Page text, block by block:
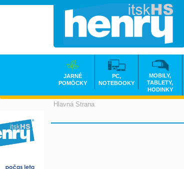
Hlavná Strana
JARNÉ
POMÔCKY
PC,
NOTEBOOKY
MOBILY,
TABLETY,
HODINKY